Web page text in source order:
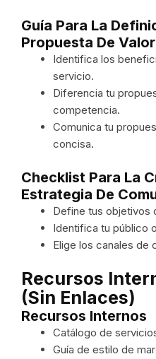
Guía Para La
Propuesta De Valor
Identifica los
servicio.
Diferencia tu
competencia.
Comunica tu
concisa.
Checklist Para La
Estrategia De
Define tus objetivos
Identifica tu público
Elige los canales de
Recursos
(sin Enlaces)
Recursos Internos
Catálogo de
Guía de estilo de